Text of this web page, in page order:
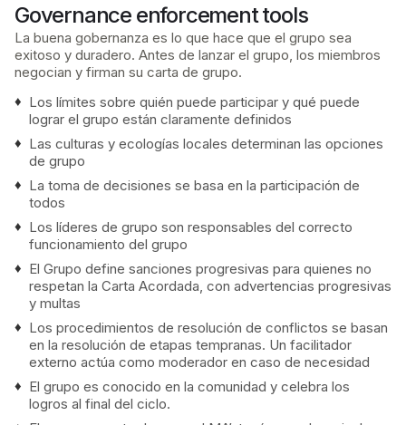
Governance enforcement tools
La buena gobernanza es lo que hace que el grupo sea
exitoso y duradero. Antes de lanzar el grupo, los miembros
negocian y firman su carta de grupo.
Los límites sobre quién puede participar y qué puede
lograr el grupo están claramente definidos
Las culturas y ecologías locales determinan las opciones
de grupo
La toma de decisiones se basa en la participación de
todos
Los líderes de grupo son responsables del correcto
funcionamiento del grupo
El Grupo define sanciones progresivas para quienes no
respetan la Carta Acordada, con advertencias progresivas
y multas
Los procedimientos de resolución de conflictos se basan
en la resolución de etapas tempranas. Un facilitador
externo actúa como moderador en caso de necesidad
El grupo es conocido en la comunidad y celebra los
logros al final del ciclo.